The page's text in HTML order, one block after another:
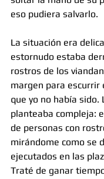
eso pudiera salvarlo.
La situación era
estornudo estaba
rostros de los
margen para escurrir
que yo no había sido.
planteaba compleja:
de personas con
mirándome como se
ejecutados en las
Traté de ganar